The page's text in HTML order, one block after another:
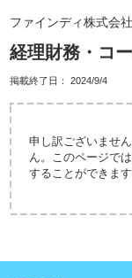
ファインディ株式会社
経理財務・コ
掲載終了日： 2024/9/4
申し訳ございませ
ん。このページで
することができます